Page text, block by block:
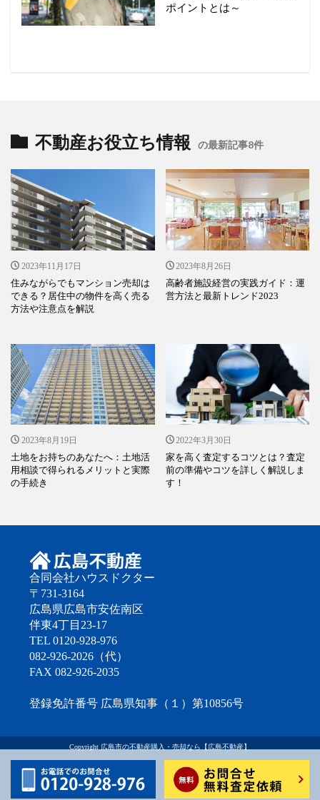
ポイントとは～
不動産お役立ち情報 の最新記事8件
2023年11月17日
住みながらでもマンション売却は
できる？居住中の物件を高く売る
方法や注意点を解説
2023年8月26日
高齢者施設経営の実践ガイド：運
営方法と最新トレンド2023
2023年8月19日
土地をお持ちのあなたへ：土地活
用相談で得られるメリットと実際
の手続き
2022年3月30日
家を高く査定するコツとは？査定
前の準備やコツを詳しく解説しま
す！
合同会社ハウスドクター
〒731-3164
広島県広島市安佐南区
伴東4丁目23-17
TEL 0120-928-976
082-926-2026（代）
FAX 082-926-2035
登録免許番号 広島県知事（１）第10856号
Copyright 広島市の不動産購入・売却なら【広島不動産】